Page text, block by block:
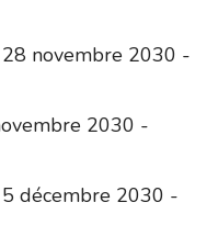
novembre 2030 -
2030 -
décembre 2030 -